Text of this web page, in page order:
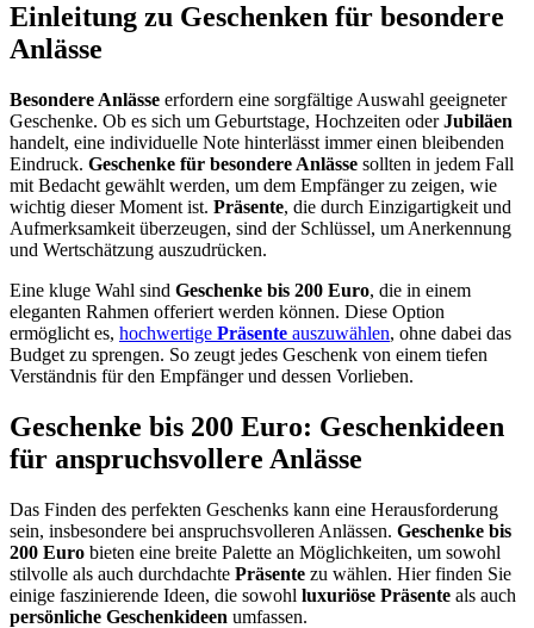
Einleitung zu Geschenken für besondere
Anlässe
Besondere Anlässe erfordern eine sorgfältige Auswahl geeigneter
Geschenke. Ob es sich um Geburtstage, Hochzeiten oderJubiläen
handelt, eine individuelle Note hinterlässt immer einen bleibenden
Eindruck. Geschenke für besondere Anlässe sollten in jedem Fall
mit Bedacht gewählt werden, um dem Empfänger zu zeigen, wie
wichtig dieser Moment ist. Präsente, die durch Einzigartigkeit und
Aufmerksamkeit überzeugen, sind der Schlüssel, um Anerkennung
und Wertschätzung auszudrücken.
Eine kluge Wahl sind Geschenke bis 200 Euro, die in einem
eleganten Rahmen offeriert werden können. Diese Option
ermöglicht es, hochwertige Präsente auszuwählen, ohne dabei das
Budget zu sprengen. So zeugt jedes Geschenk von einem tiefen
Verständnis für den Empfänger und dessen Vorlieben.
Geschenke bis 200 Euro: Geschenkideen
für anspruchsvollere Anlässe
Das Finden des perfekten Geschenks kann eine Herausforderung
sein, insbesondere bei anspruchsvolleren Anlässen. Geschenke bis
200 Euro bieten eine breite Palette an Möglichkeiten, um sowohl
stilvolle als auch durchdachte Präsente zu wählen. Hier finden Sie
einige faszinierende Ideen, die sowohl luxuriöse Präsente als auch
persönliche Geschenkideen umfassen.